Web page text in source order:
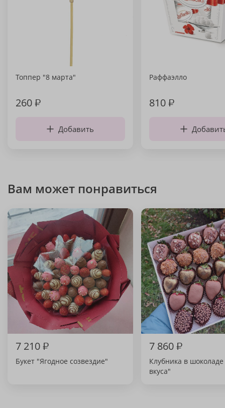
Топпер "8 марта"
260₽
Добавить
Раффаэлло
810₽
Вам может понравиться
7 210₽
Букет "Ягодное созвездие"
7 860₽
Клубника в шоколаде
вкуса"